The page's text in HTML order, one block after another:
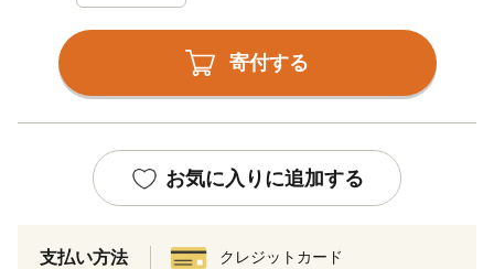
寄付する
お気に入りに追加する
支払い方法 クレジットカード